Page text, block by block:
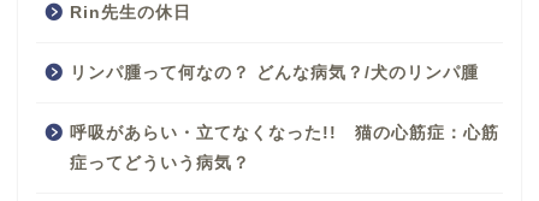
Rin先生の休日
リンパ腫って何なの？ どんな病気？/犬のリンパ腫
呼吸があらい・立てなくなった!! 猫の心筋症：心筋
症ってどういう病気？